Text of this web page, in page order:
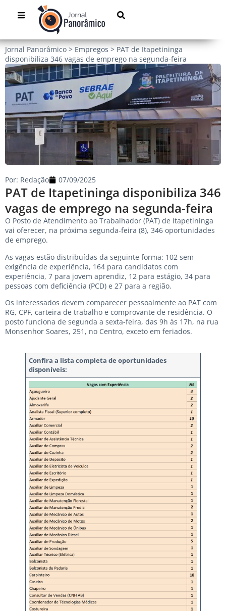
Jornal Panorâmico > Empregos > PAT de Itapetininga
disponibiliza 346 vagas de emprego na segunda-feira
PAT de Itapetininga disponibiliza 346
vagas de emprego na segunda-feira
Por: Redação 07/09/2025
O Posto de Atendimento ao Trabalhador (PAT) de Itapetininga
vai oferecer, na próxima segunda-feira (8), 346 oportunidades
de emprego.
As vagas estão distribuídas da seguinte forma: 102 sem
exigência de experiência, 164 para candidatos com
experiência, 7 para jovem aprendiz, 12 para estágio, 34 para
pessoas com deficiência (PCD) e 27 para a região.
Os interessados devem comparecer pessoalmente ao PAT com
RG, CPF, carteira de trabalho e comprovante de residência. O
posto funciona de segunda a sexta-feira, das 9h às 17h, na rua
Monsenhor Soares, 251, no Centro, exceto em feriados.
Confira a lista completa de oportunidades
disponíveis: